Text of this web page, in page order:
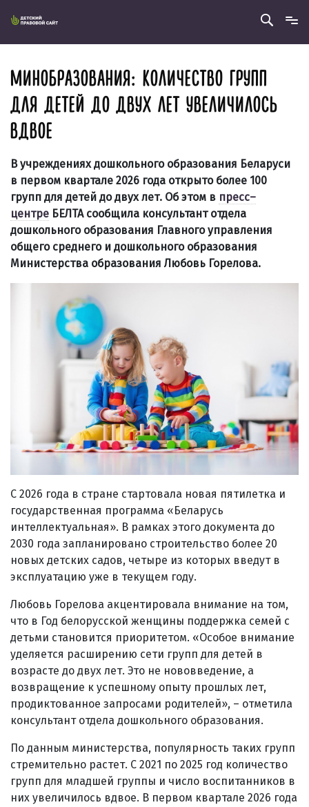
МИНОБРАЗОВАНИЯ: КОЛИЧЕСТВО ГРУПП
ДЛЯ ДЕТЕЙ ДО ДВУХ ЛЕТ УВЕЛИЧИЛОСЬ
ВДВОЕ
В учреждениях дошкольного образования Беларуси
в первом квартале 2026 года открыто более 100
групп для детей до двух лет. Об этом в пресс–
центре БЕЛТА сообщила консультант отдела
дошкольного образования Главного управления
общего среднего и дошкольного образования
Министерства образования Любовь Горелова.
С 2026 года в стране стартовала новая пятилетка и
государственная программа «Беларусь
интеллектуальная». В рамках этого документа до
2030 года запланировано строительство более 20
новых детских садов, четыре из которых введут в
эксплуатацию уже в текущем году.
Любовь Горелова акцентировала внимание на том,
что в Год белорусской женщины поддержка семей с
детьми становится приоритетом. «Особое внимание
уделяется расширению сети групп для детей в
возрасте до двух лет. Это не нововведение, а
возвращение к успешному опыту прошлых лет,
продиктованное запросами родителей», – отметила
консультант отдела дошкольного образования.
По данным министерства, популярность таких групп
стремительно растет. С 2021 по 2025 год количество
групп для младшей группы и число воспитанников в
них увеличилось вдвое. В первом квартале 2026 года